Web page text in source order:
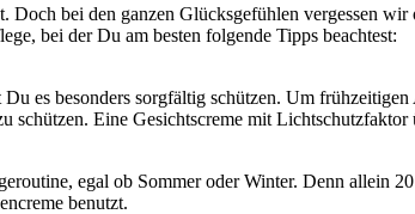
Doch bei den ganzen Glücksgefühlen vergessen
bei der Du am besten folgende Tipps beachtest:
es besonders sorgfältig schützen. Um
schützen. Eine Gesichtscreme mit
egal ob Sommer oder Winter. Denn allein
benutzt.